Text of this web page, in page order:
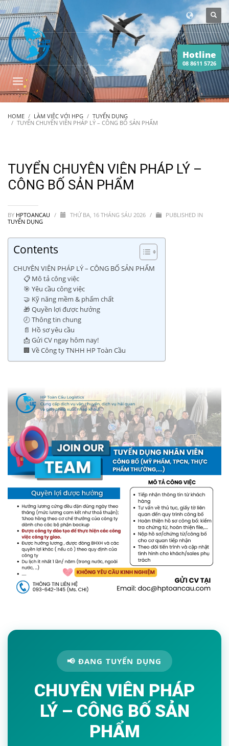
Hotline
08 8611 5726
HOME LÀM VIỆC VỚI HPG
TUYỂN DỤNG
TUYỂN CHUYÊN VIÊN PHÁP LÝ – CÔNG BỐ SẢN PHẨM
TUYỂN CHUYÊN VIÊN PHÁP LÝ –
CÔNG BỐ SẢN PHẨM
BY HPTOANCAU / THỨ BA, 16 THÁNG SÁU 2026 /
PUBLISHED IN
TUYỂN DỤNG
Contents
CHUYÊN VIÊN PHÁP LÝ – CÔNG BỐ SẢN PHẨM
📋 Mô tả công việc
🎯 Yêu cầu công việc
🤝 Kỹ năng mềm & phẩm chất
🎁 Quyền lợi được hưởng
🕗 Thông tin chung
📄 Hồ sơ yêu cầu
📩 Gửi CV ngay hôm nay!
🏢 Về Công ty TNHH HP Toàn Cầu
📢 ĐANG TUYỂN DỤNG
CHUYÊN VIÊN PHÁP
LÝ – CÔNG BỐ SẢN
PHẨM